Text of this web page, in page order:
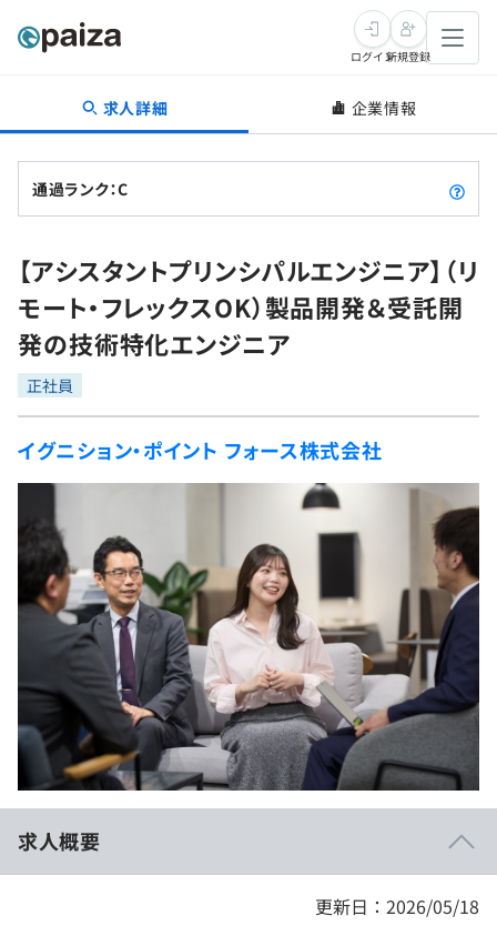
転職・キャリア
転職成功ガイド
転職エージェント
インタビュー
転職成功ガイド
新卒就活
求人検索
本選考
インターン
新卒エージェント
インタビュー
就活成功ガイド
学習
問題集
4択課題
リファレンス
プラン
個人向けプラン
法人向けプラン
学校向けプラン
契約内容・クーポン
プログラミング言語
評価結果一覧
再チャレンジ結果一覧
ゲーム・マンガ
Tech Team Journal
paiza times
note
paizaとは？
ログイン新規登録
求人詳細 企業情報
通過ランク：C
【アシスタントプリンシパルエンジニア】（リ
モート・フレックスOK）製品開発＆受託開
発の技術特化エンジニア
正社員
イグニション・ポイント フォース株式会社
求人概要
更新日：2026/05/18